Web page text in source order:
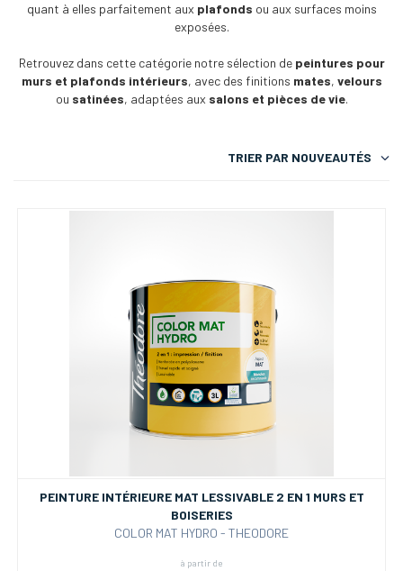
quant à elles parfaitement aux plafonds ou aux surfaces moins
exposées.
Retrouvez dans cette catégorie notre sélection de peintures pour
murs et plafonds intérieurs, avec des finitions mates, velours
ou satinées, adaptées aux salons et pièces de vie.
TRIER PAR NOUVEAUTÉS
PEINTURE INTÉRIEURE MAT LESSIVABLE 2 EN 1 MURS ET
BOISERIES
COLOR MAT HYDRO - THEODORE
à partir de